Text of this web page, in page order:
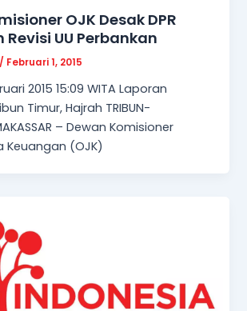
OJK Desak DPR
UU Perbankan
/ Februari 1, 2015
2015 15:09 WITA Laporan
Timur, Hajrah TRIBUN-
– Dewan Komisioner
Keuangan (OJK)